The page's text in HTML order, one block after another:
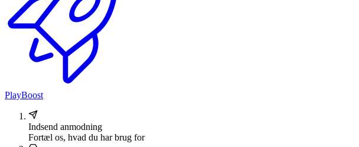
PlayBoost
Indsend anmodning
Fortæl os, hvad du har brug for